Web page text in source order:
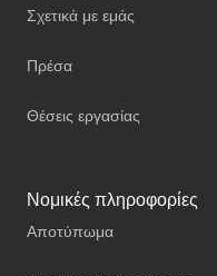
Σχετικά με εμάς
Πρέσα
Θέσεις εργασίας
Νομικές πληροφορίες
Αποτύπωμα